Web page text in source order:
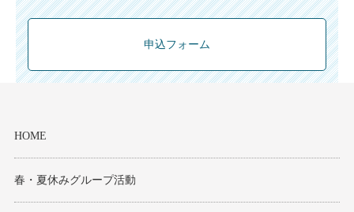
申込フォーム
HOME
春・夏休みグループ活動